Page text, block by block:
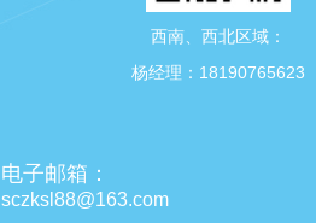
西南、西北区域：
杨经理：18190765623
电子邮箱：
sczksl88@163.com